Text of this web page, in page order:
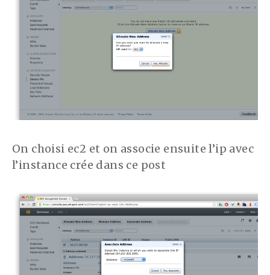
On choisi ec2 et on associe ensuite l’ip avec
l’instance crée dans ce post